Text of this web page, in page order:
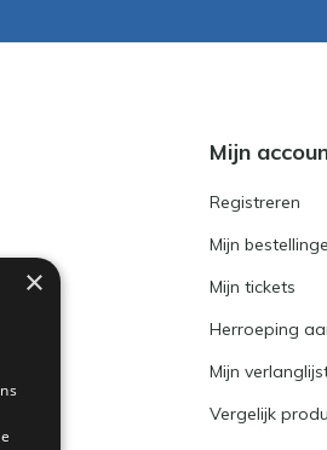
Mijn
Registreren
Mijn
Mijn tickets
Herroeping
Mijn
Vergelijk
×